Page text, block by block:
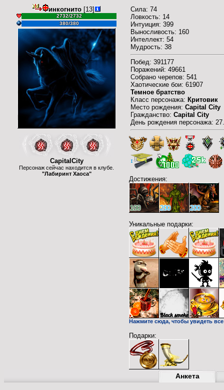
инкогнито [13]
2732/2732
380/380
CapitalCity
Персонаж сейчас находится в клубе.
"Лабиринт Хаоса"
Сила: 74
Ловкость: 14
Интуиция: 399
Выносливость: 160
Интеллект: 54
Мудрость: 38
Побед: 391177
Поражений: 49661
Собрано черепов: 541
Хаотические бои: 61907
Темное братство
Класс персонажа: Критовик
Место рождения: Capital City
Гражданство: Capital City
День рождения персонажа:
Достижения:
100 200 200
Уникальные подарки:
Нажмите сюда, чтобы увидеть
Подарки:
Анкета